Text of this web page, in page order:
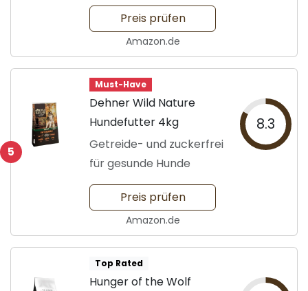
Preis prüfen
Amazon.de
5
Must-Have
Dehner Wild Nature
Hundefutter 4kg
Getreide- und zuckerfrei
für gesunde Hunde
8.3
Preis prüfen
Amazon.de
Top Rated
Hunger of the Wolf